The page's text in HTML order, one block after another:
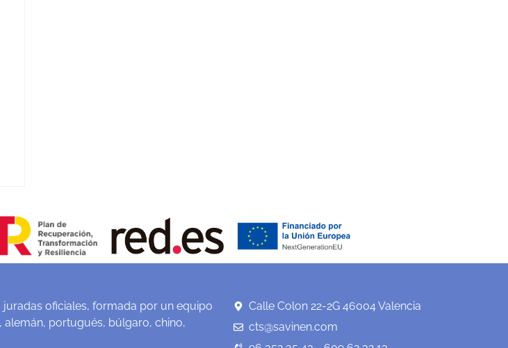
oficiales, formada por un equipo
portugués, búlgaro, chino,
Calle Colon 22-2G 46004 Valencia
cts@savinen.com